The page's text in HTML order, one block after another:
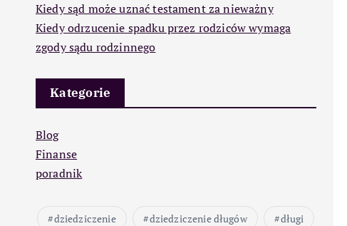
Kiedy sąd może uznać testament za nieważny
Kiedy odrzucenie spadku przez rodziców wymaga
zgody sądu rodzinnego
Kategorie
Blog
Finanse
poradnik
dziedziczenie dziedziczenie długów
długi